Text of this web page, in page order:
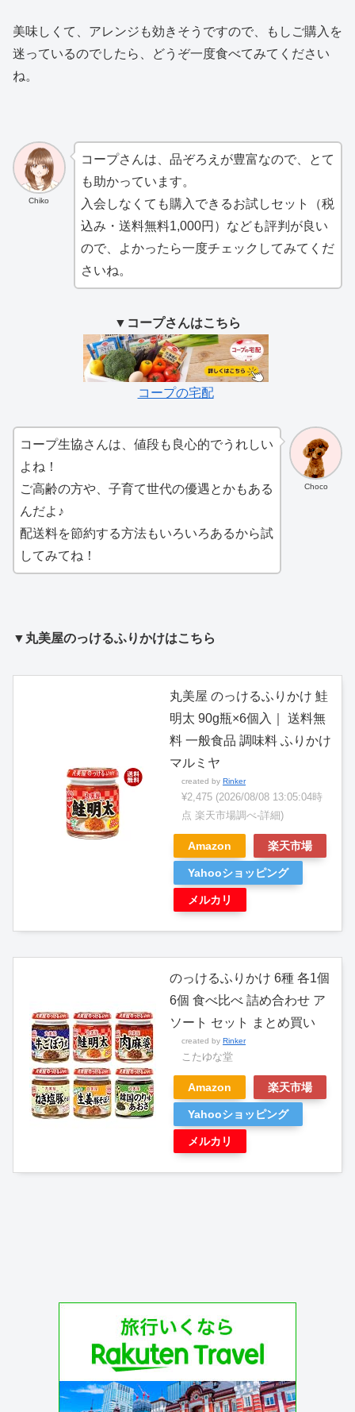
美味しくて、アレンジも効きそうですので、もしご購入を
迷っているのでしたら、どうぞ一度食べてみてください
ね。
Chiko
コープさんは、品ぞろえが豊富なので、とて
も助かっています。
入会しなくても購入できるお試しセット（税
込み・送料無料1,000円）なども評判が良い
ので、よかったら一度チェックしてみてくだ
さいね。
▼コープさんはこちら
コープの宅配
Choco
コープ生協さんは、値段も良心的でうれしい
よね！
ご高齢の方や、子育て世代の優遇とかもある
んだよ♪
配送料を節約する方法もいろいろあるから試
してみてね！
▼丸美屋のっけるふりかけはこちら
丸美屋 のっけるふりかけ 鮭
明太 90g瓶×6個入｜ 送料無
料 一般食品 調味料 ふりかけ
マルミヤ
created by Rinker
¥2,475 (2026/08/08 13:05:04時
点 楽天市場調べ-詳細)
Amazon 楽天市場
Yahooショッピング
メルカリ
のっけるふりかけ 6種 各1個
6個 食べ比べ 詰め合わせ ア
ソート セット まとめ買い
created by Rinker
こたゆな堂
Amazon 楽天市場
Yahooショッピング
メルカリ